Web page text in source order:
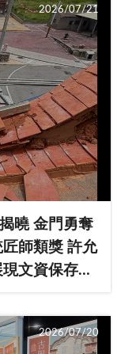
曉 金門勇奪
師類獎 許允
文資保存深
2026/07/21
2026/07/20